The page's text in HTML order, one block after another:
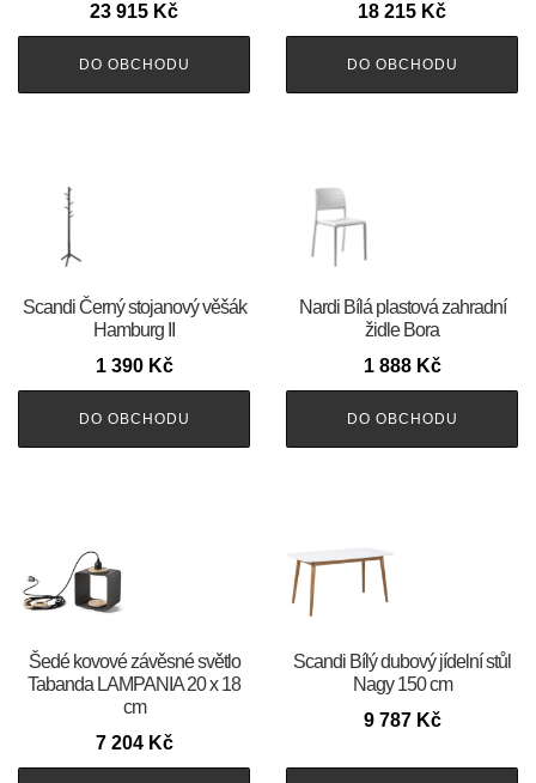
23 915 Kč
DO OBCHODU
18 215 Kč
DO OBCHODU
Scandi Černý stojanový věšák
Hamburg II
1 390 Kč
DO OBCHODU
Nardi Bílá plastová zahradní
židle Bora
1 888 Kč
DO OBCHODU
Šedé kovové závěsné světlo
Tabanda LAMPANIA 20 x 18
cm
7 204 Kč
Scandi Bílý dubový jídelní stůl
Nagy 150 cm
9 787 Kč